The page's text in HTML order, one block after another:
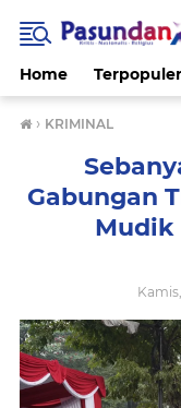
Home Terpopuler
› KRIMINAL
Gabungan
Mudik